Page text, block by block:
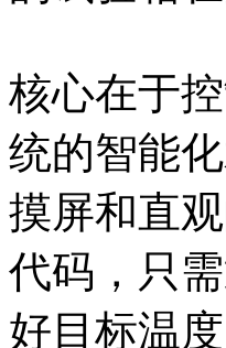
核心在于
统的智能
摸屏和直
代码，只
好目标温